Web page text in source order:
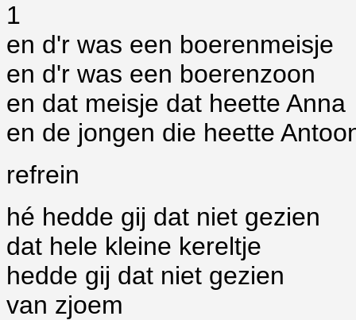
1
en d'r was een boerenmeisje
en d'r was een boerenzoon
en dat meisje dat heette Anna
en de jongen die heette
refrein
hé hedde gij dat niet gezien
dat hele kleine kereltje
hedde gij dat niet gezien
van zjoem